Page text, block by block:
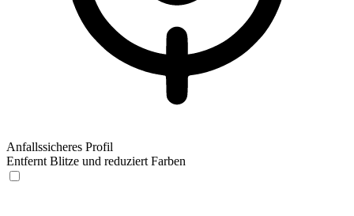
Anfallssicheres Profil
Entfernt Blitze und reduziert Farben